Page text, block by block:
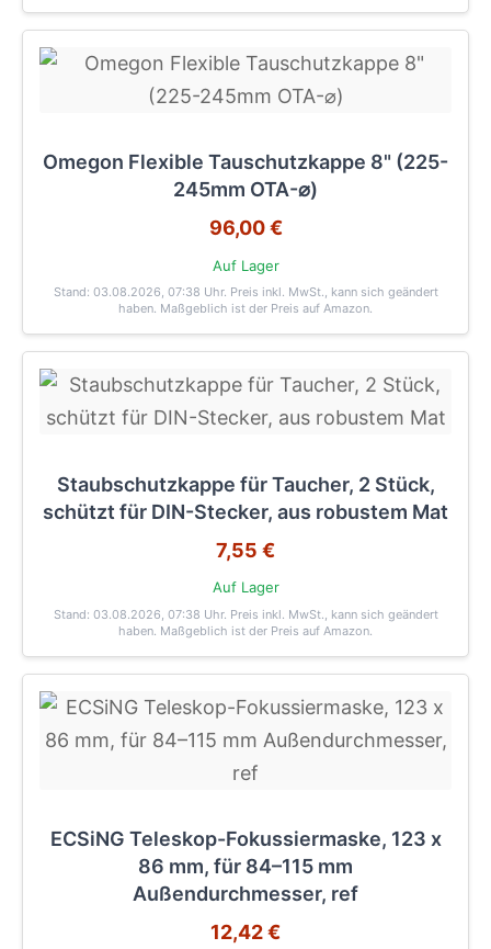
Omegon Flexible Tauschutzkappe 8" (225-
245mm OTA-⌀)
96,00 €
Auf Lager
Stand: 03.08.2026, 07:38 Uhr. Preis inkl. MwSt., kann sich geändert
haben. Maßgeblich ist der Preis auf Amazon.
Staubschutzkappe für Taucher, 2 Stück,
schützt für DIN-Stecker, aus robustem Mat
7,55 €
Auf Lager
Stand: 03.08.2026, 07:38 Uhr. Preis inkl. MwSt., kann sich geändert
haben. Maßgeblich ist der Preis auf Amazon.
ECSiNG Teleskop-Fokussiermaske, 123 x
86 mm, für 84–115 mm
Außendurchmesser, ref
12,42 €